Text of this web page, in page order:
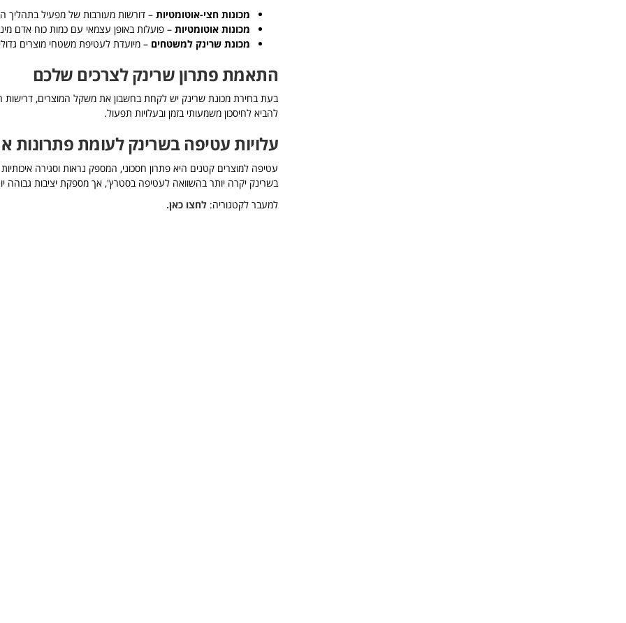
מכונות חצי-אוטומטיות – דורשות מעורבות של מפעיל בתהליך
מכונות אוטומטיות – פועלות באופן עצמאי עם כמות כוח אדם
מכונת שרינק למשטחים – מיועדת לעטיפת משטחי מוצרים
התאמת פתרון שרינק לצרכים שלכם
בעת בחירת מכונת שרינק יש לקחת בחשבון את משקל המוצרים, דרישות
להביא לחיסכון משמעותי בזמן ובעלויות תפעול.
עלויות עטיפה בשרינק לעומת פתרונות
עטיפה למוצרים קטנים היא פתרון חסכוני, המספק נראות וסגירה
בשרינק יקרה יותר בהשוואה לעטיפה בסטרץ', אך מספקת יציבות גבוהה
למעבר לקטגוריה: לחצו כאן.